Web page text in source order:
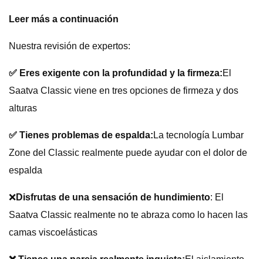
Leer más a continuación
Nuestra revisión de expertos:
✅ Eres exigente con la profundidad y la firmeza:El
Saatva Classic viene en tres opciones de firmeza y dos
alturas
✅ Tienes problemas de espalda: La tecnología Lumbar
Zone del Classic realmente puede ayudar con el dolor de
espalda
❌Disfrutas de una sensación de hundimiento: El
Saatva Classic realmente no te abraza como lo hacen las
camas viscoelásticas